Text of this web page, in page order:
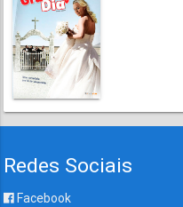
Redes Sociais
Facebook